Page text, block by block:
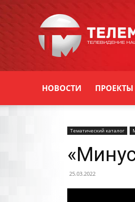
НОВОСТИ ПРОЕКТЫ
Тематический каталог
25.03.2022